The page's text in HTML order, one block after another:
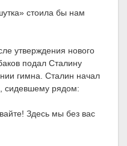
стоила бы нам
утверждения нового
подал Сталину
гимна. Сталин начал
сидевшему рядом:
Здесь мы без вас